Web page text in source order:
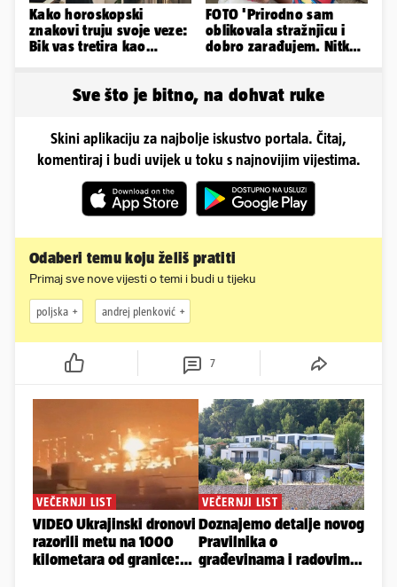
Kako horoskopski
znakovi truju svoje veze:
Bik vas tretira kao
FOTO 'Prirodno sam
oblikovala stražnjicu i
dobro zarađujem. Nitko
Sve što je bitno, na dohvat ruke
Skini aplikaciju za najbolje iskustvo portala. Čitaj,
komentiraj i budi uvijek u toku s najnovijim vijestima.
Odaberi temu koju želiš pratiti
Primaj sve nove vijesti o temi i budi u tijeku
poljska andrej plenković
7